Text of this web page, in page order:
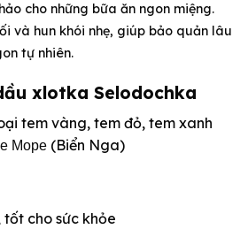
cho những bữa ăn ngon miệng.
và hun khói nhẹ, giúp bảo quản lâu
tự nhiên.
xlotka Selodochka
tem vàng, tem đỏ, tem xanh
Море (Biển Nga)
cho sức khỏe